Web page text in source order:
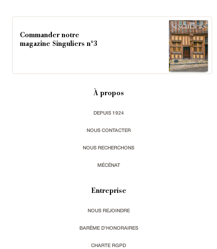
Commander notre
magazine Singuliers n°3
À propos
DEPUIS 1924
NOUS CONTACTER
NOUS RECHERCHONS
MÉCÉNAT
Entreprise
NOUS REJOINDRE
BARÈME D'HONORAIRES
CHARTE RGPD